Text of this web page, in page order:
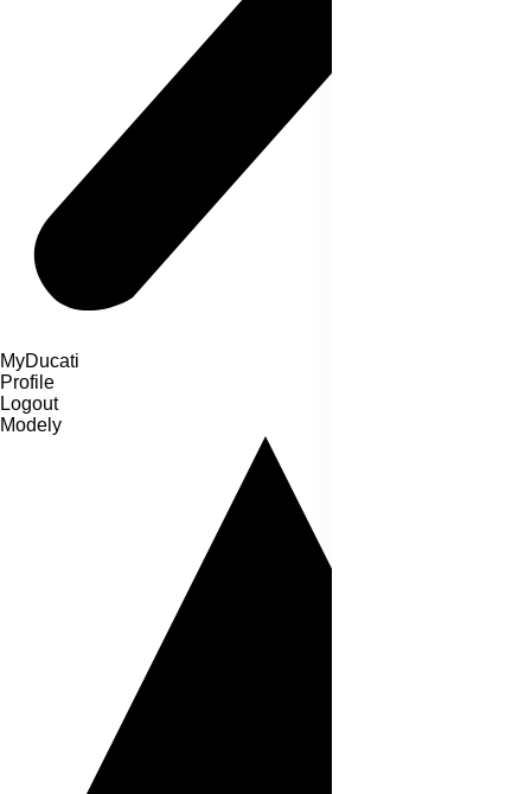
MyDucati
Profile
Logout
Modely